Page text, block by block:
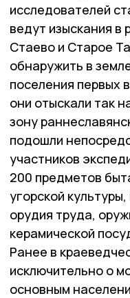
исследователей
ведут изыскания
Стаево и Старое
обнаружить в
поселения первых
они отыскали так
зону
подошли
участников
200 предметов
угорской
орудия труда,
керамической
Ранее в
исключительно о
основным